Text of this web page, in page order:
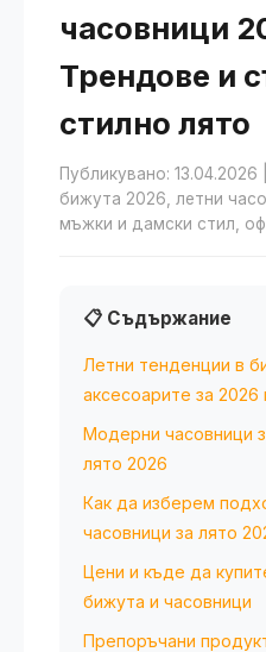
часовници
Трендове и
стилно лято
Публикувано: 13.04.2026
бижута 2026, летни
мъжки и дамски стил,
📋 Съдържание
Летни тенденции в
аксесоарите за 2026
Модерни часовници
лято 2026
Как да изберем
часовници за лято
Цени и къде да
бижута и часовници
Препоръчани